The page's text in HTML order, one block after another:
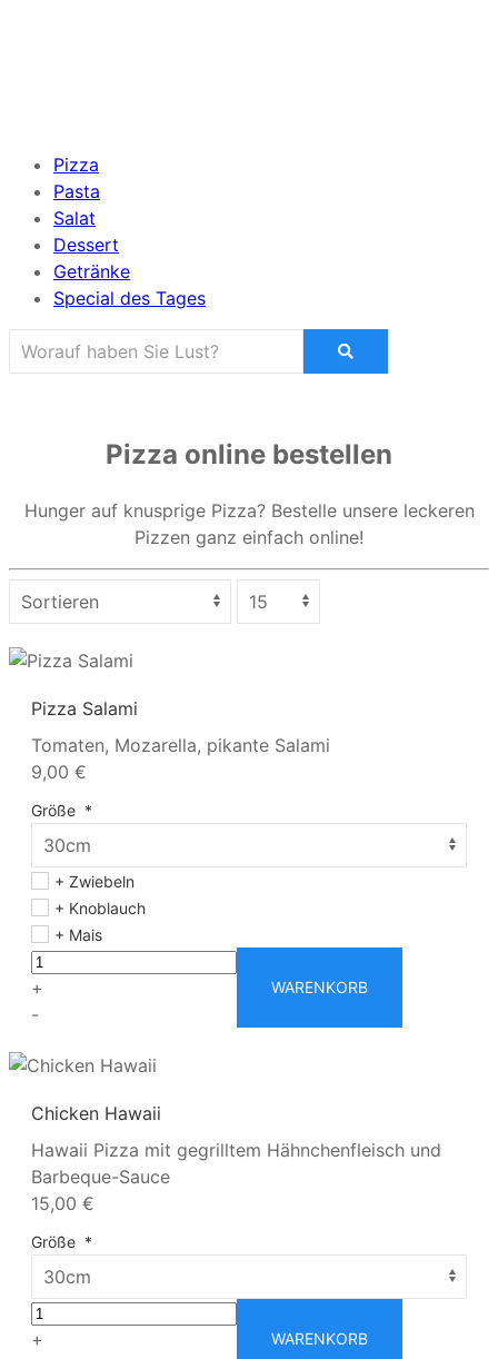
Pizza
Pasta
Salat
Dessert
Getränke
Special des Tages
Pizza online bestellen
Hunger auf knusprige Pizza? Bestelle unsere leckeren
Pizzen ganz einfach online!
Pizza Salami
Tomaten, Mozarella, pikante Salami
9,00 €
Größe *
+ Zwiebeln
+ Knoblauch
+ Mais
+
-
WARENKORB
Chicken Hawaii
Hawaii Pizza mit gegrilltem Hähnchenfleisch und
Barbeque-Sauce
15,00 €
Größe *
+
WARENKORB